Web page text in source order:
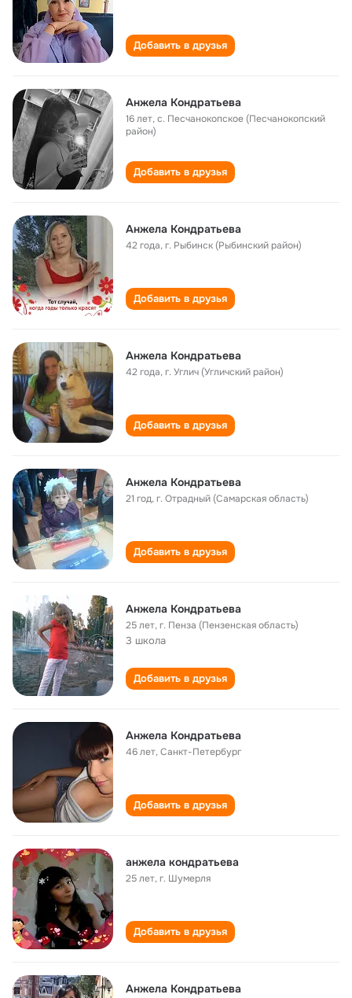
Добавить в друзья
Анжела Кондратьева
16 лет,с. Песчанокопское (Песчанокопский
район)
Добавить в друзья
Анжела Кондратьева
42 года,г. Рыбинск (Рыбинский район)
Добавить в друзья
Анжела Кондратьева
42 года,г. Углич (Угличский район)
Добавить в друзья
Анжела Кондратьева
21 год,г. Отрадный (Самарская область)
Добавить в друзья
Анжела Кондратьева
25 лет,г. Пенза (Пензенская область)
3 школа
Добавить в друзья
Анжела Кондратьева
46 лет,Санкт-Петербург
Добавить в друзья
анжела кондратьева
25 лет,г. Шумерля
Добавить в друзья
Анжела Кондратьева